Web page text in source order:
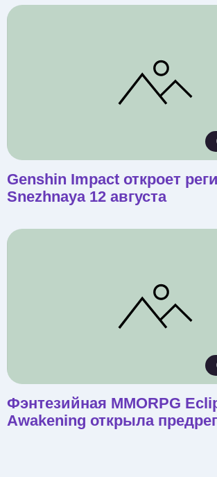
Genshin Impact откроет
Snezhnaya 12 августа
Фэнтезийная MMORPG
Awakening открыла